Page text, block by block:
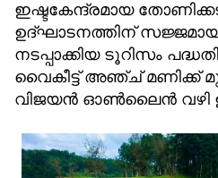
ഇഷ്ടകേന്ദ്രമായ
ഉദ്ഘാടനത്തിന്
നടപ്പാക്കിയ ടൂറിസം
വൈകീട്ട് അഞ്ച് മണിക്ക്
വിജയന്‍ ഓണ്‍ലൈന്‍ വഴി